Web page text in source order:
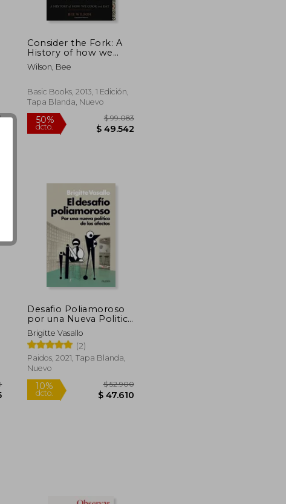
$ 118.522
$ 59.261
Consider the Fork: A
History of how we
Cook and eat (en
Inglés)
Wilson, Bee
Basic Books, 2013, 1 Edición,
Tapa Blanda, Nuevo
50%
dcto.
Desafio Poliamoroso
por una Nueva Politica
de los Afectos
Brigitte Vasallo
(2)
Paidos, 2021, Tapa Blanda,
Nuevo